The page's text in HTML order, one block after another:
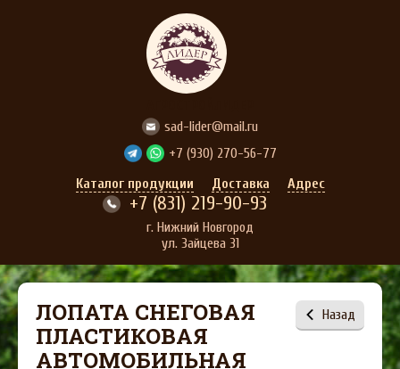
sad-lider@mail.ru
+7 (930) 270-56-77
Каталог продукции
Доставка Адрес
+7 (831) 219-90-93
г. Нижний Новгород
ул. Зайцева 31
ЛОПАТА СНЕГОВАЯ
ПЛАСТИКОВАЯ
АВТОМОБИЛЬНАЯ
Назад